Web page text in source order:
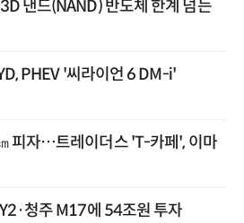
낸드(NAND) 반도체 한계 넘는
PHEV '씨라이언 6 DM-i'
피자…트레이더스 'T-카페', 이마
청주 M17에 54조원 투자